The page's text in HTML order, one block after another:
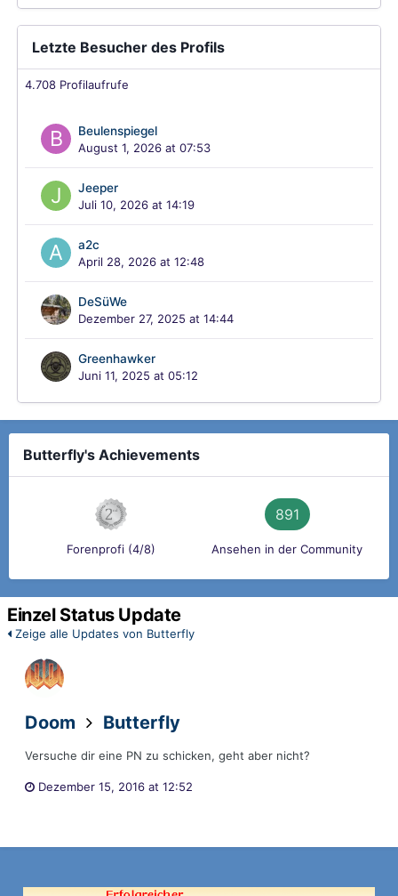
Letzte Besucher des Profils
4.708 Profilaufrufe
Beulenspiegel
August 1, 2026 at 07:53
Jeeper
Juli 10, 2026 at 14:19
a2c
April 28, 2026 at 12:48
DeSüWe
Dezember 27, 2025 at 14:44
Greenhawker
Juni 11, 2025 at 05:12
Butterfly's Achievements
Forenprofi (4/8)
891
Ansehen in der Community
Einzel Status Update
Zeige alle Updates von Butterfly
Doom Butterfly
Versuche dir eine PN zu schicken, geht aber nicht?
Dezember 15, 2016 at 12:52